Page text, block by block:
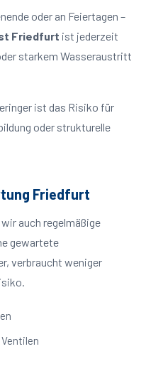
oder an Feiertagen –
Friedfurt ist jederzeit
starkem Wasseraustritt
ist das Risiko für
oder strukturelle
Friedfurt
auch regelmäßige
gewartete
verbraucht weniger